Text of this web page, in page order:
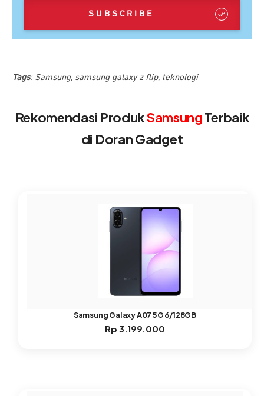
SUBSCRIBE
Tags: Samsung, samsung galaxy z flip, teknologi
Rekomendasi ProdukSamsungTerbaik
di Doran Gadget
Samsung Galaxy A07 5G 6/128GB
Rp 3.199.000